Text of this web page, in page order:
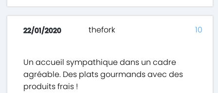
22/01/2020 thefork
Un accueil sympathique dans un cadre
agréable. Des plats gourmands avec des
produits frais !
10